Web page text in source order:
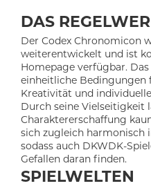
DAS
Der Codex Chronomicon
weiterentwickelt und ist
Homepage verfügbar.
einheitliche Bedingungen
Kreativität und
Durch seine Vielseitigkeit
Charaktererschaffung
sich zugleich harmonisch
sodass auch DKWDK-
Gefallen daran finden.
SPIELWELTEN